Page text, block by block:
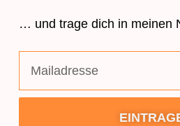
… und trage dich in meinen